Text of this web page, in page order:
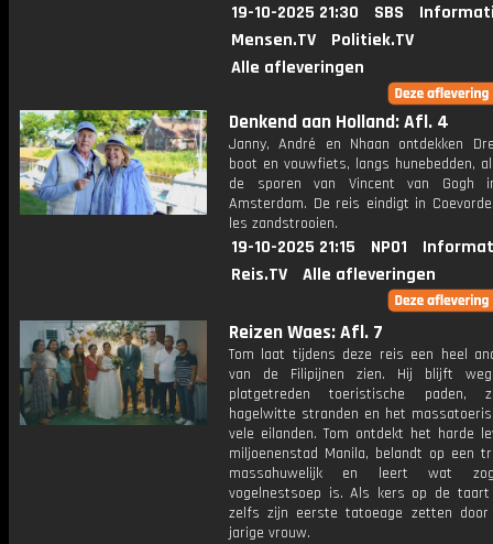
19-10-2025 21:30 SBS
Mensen.TV
Politiek.TV
Alle afleveringen
Denkend aan Holland: Afl. 4
Janny, André en Nhaan ontdekken
boot en vouwfiets, langs hunebedden,
de sporen van Vincent van Gogh
Amsterdam. De reis eindigt in
les zandstrooien.
19-10-2025 21:15 NPO1
Reis.TV
Alle afleveringen
Reizen Waes: Afl. 7
Tom laat tijdens deze reis een heel
van de Filipijnen zien. Hij blijft
platgetreden toeristische paden,
hagelwitte stranden en het
vele eilanden. Tom ontdekt het harde
miljoenenstad Manila, belandt op een
massahuwelijk en leert wat
vogelnestsoep is. Als kers op de taart
zelfs zijn eerste tatoeage zetten door
jarige vrouw.